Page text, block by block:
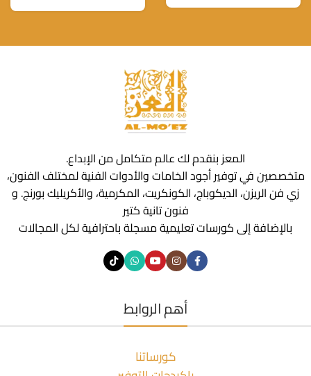
المعز بنقدم لك عالم متكامل من الإبداع.
متخصصين في توفير أجود الخامات والأدوات الفنية لمختلف الفنون،
زي فن الريزن، الديكوباج، الكونكريت، المكرمية، والأكريليك بورنج. و
فنون تانية كتير
بالإضافة إلى كورسات تعليمية مسجلة باحترافية لكل المجالات
أهم الروابط
كورساتنا